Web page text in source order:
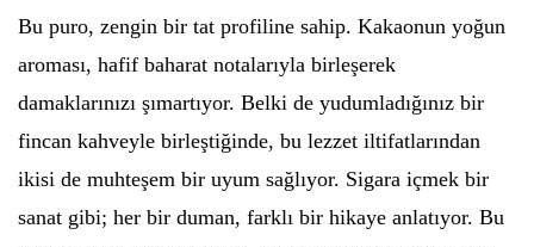
Bu puro, zengin bir tat profiline sahip. Kakaonun yoğun
aroması, hafif baharat notalarıyla birleşerek
damaklarınızı şımartıyor. Belki de yudumladığınız bir
fincan kahveyle birleştiğinde, bu lezzet iltifatlarından
ikisi de muhteşem bir uyum sağlıyor. Sigara içmek bir
sanat gibi; her bir duman, farklı bir hikaye anlatıyor. Bu